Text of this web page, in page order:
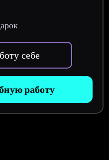
себе
работу